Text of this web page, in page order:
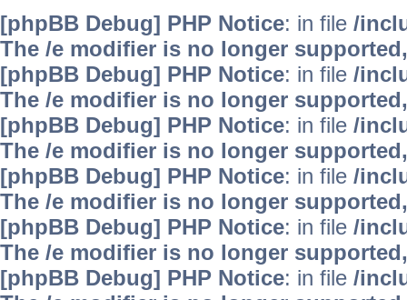
[phpBB Debug] PHP Notice: in file /
The /e modifier is no longer
[phpBB Debug] PHP Notice: in file /
The /e modifier is no longer
[phpBB Debug] PHP Notice: in file /
The /e modifier is no longer
[phpBB Debug] PHP Notice: in file /
The /e modifier is no longer
[phpBB Debug] PHP Notice: in file /
The /e modifier is no longer
[phpBB Debug] PHP Notice: in file /